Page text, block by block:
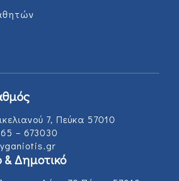
7, Πεύκα 57010
– 673030
& Δημοτικό